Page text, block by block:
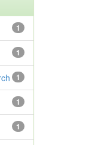
1
1
1
1
1